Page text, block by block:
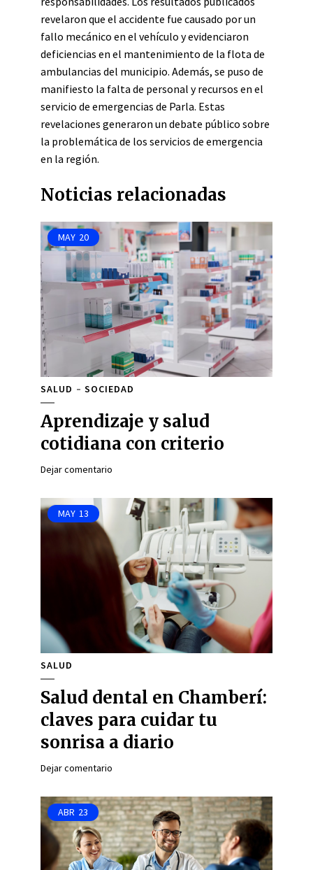
revelaron que el accidente fue causado por un
fallo mecánico en el vehículo y evidenciaron
deficiencias en el mantenimiento de la flota de
ambulancias del municipio. Además, se puso de
manifiesto la falta de personal y recursos en el
servicio de emergencias de Parla. Estas
revelaciones generaron un debate público sobre
la problemática de los servicios de emergencia
en la región.
Noticias relacionadas
MAY 20
SALUD SOCIEDAD
Aprendizaje y salud
cotidiana con criterio
Dejar comentario
MAY 13
SALUD
Salud dental en Chamberí:
claves para cuidar tu
sonrisa a diario
Dejar comentario
ABR 23